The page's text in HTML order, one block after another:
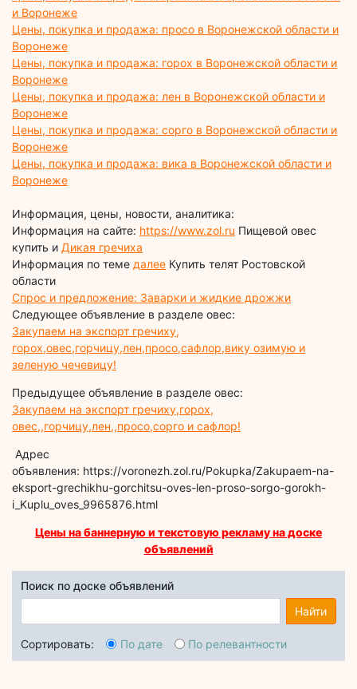
и Воронеже
Цены, покупка и продажа: просо в Воронежской области и
Воронеже
Цены, покупка и продажа: горох в Воронежской области и
Воронеже
Цены, покупка и продажа: лен в Воронежской области и
Воронеже
Цены, покупка и продажа: сорго в Воронежской области и
Воронеже
Цены, покупка и продажа: вика в Воронежской области и
Воронеже
Информация, цены, новости, аналитика:
Информация на сайте: https://www.zol.ru Пищевой овес
купить и Дикая гречиха
Информация по теме далее Купить телят Ростовской
области
Спрос и предложение: Заварки и жидкие дрожжи
Следующее объявление в разделе овес:
Закупаем на экспорт гречиху,
горох,овес,горчицу,лен,просо,сафлор,вику озимую и
зеленую чечевицу!
Предыдущее объявление в разделе овес:
Закупаем на экспорт гречиху,горох,
овес,,горчицу,лен,,просо,сорго и сафлор!
Адрес
объявления: https://voronezh.zol.ru/Pokupka/Zakupaem-na-
eksport-grechikhu-gorchitsu-oves-len-proso-sorgo-gorokh-
i_Kuplu_oves_9965876.html
Цены на баннерную и текстовую рекламу на доске
объявлений
Поиск по доске объявлений
Найти
Сортировать: По дате По релевантности